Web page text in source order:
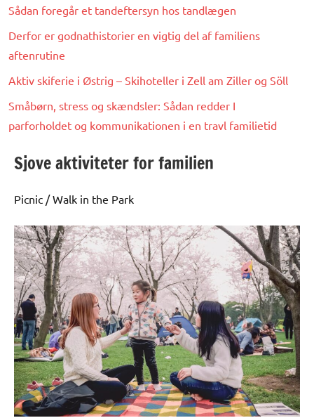
Sådan foregår et tandeftersyn hos tandlægen
Derfor er godnathistorier en vigtig del af familiens
aftenrutine
Aktiv skiferie i Østrig – Skihoteller i Zell am Ziller og Söll
Småbørn, stress og skændsler: Sådan redder I
parforholdet og kommunikationen i en travl familietid
Sjove aktiviteter for familien
Picnic / Walk in the Park